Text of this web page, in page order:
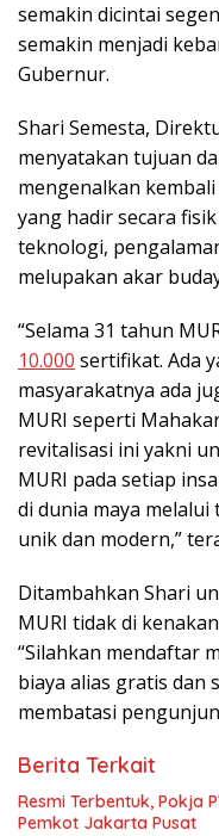
semakin dicintai
semakin menjadi
Gubernur.
Shari Semesta,
menyatakan tujuan
mengenalkan
yang hadir secara
teknologi,
melupakan akar
“Selama 31 tahun
10.000 sertifikat. Ada
masyarakatnya ada
MURI seperti
revitalisasi ini yakni
MURI pada setiap
di dunia maya
unik dan modern,”
Ditambahkan Shari
MURI tidak di
“Silahkan mendaftar
biaya alias gratis dan
membatasi
Berita Terkait
Resmi Terbentuk, Pokja
Pemkot Jakarta Pusat